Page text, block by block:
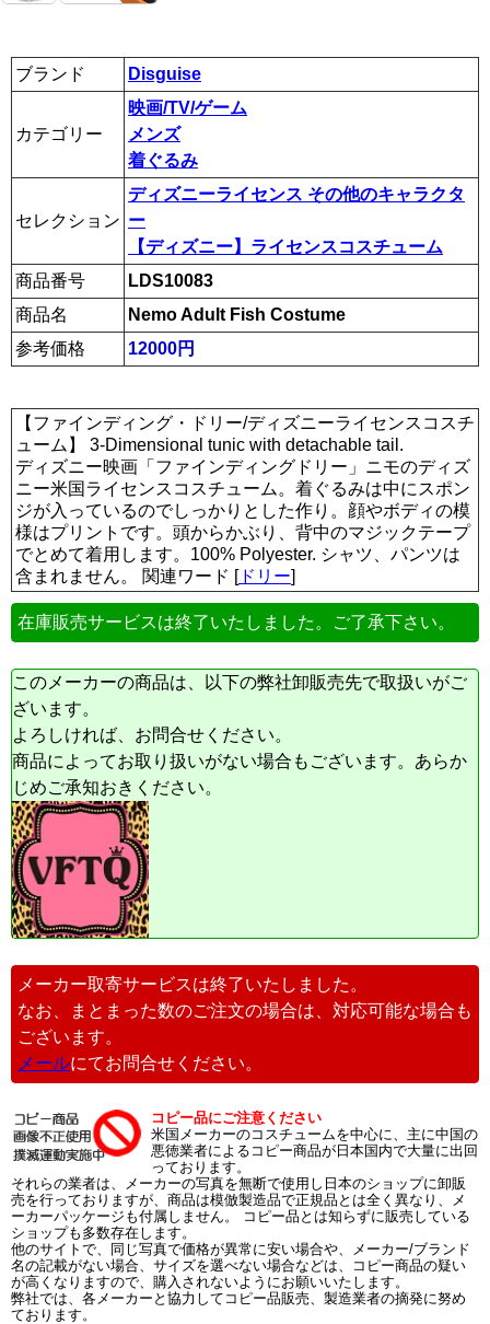
ブランド Disguise
カテゴリー
映画/TV/ゲーム
メンズ
着ぐるみ
セレクション
ディズニーライセンス その他のキャラクタ
ー
【ディズニー】ライセンスコスチューム
商品番号
LDS10083
商品名
Nemo Adult Fish Costume
参考価格
12000円
【ファインディング・ドリー/ディズニーライセンスコスチ
ューム】 3-Dimensional tunic with detachable tail.
ディズニー映画「ファインディングドリー」ニモのディズ
ニー米国ライセンスコスチューム。着ぐるみは中にスポン
ジが入っているのでしっかりとした作り。顔やボディの模
様はプリントです。頭からかぶり、背中のマジックテープ
でとめて着用します。100% Polyester. シャツ、パンツは
含まれません。 関連ワード [ドリー]
在庫販売サービスは終了いたしました。ご了承下さい。
このメーカーの商品は、以下の弊社卸販売先で取扱いがご
ざいます。
よろしければ、お問合せください。
商品によってお取り扱いがない場合もございます。あらか
じめご承知おきください。
メーカー取寄サービスは終了いたしました。
なお、まとまった数のご注文の場合は、対応可能な場合も
ございます。
メールにてお問合せください。
コピー品にご注意ください
米国メーカーのコスチュームを中心に、主に中国の
悪徳業者によるコピー商品が日本国内で大量に出回
っております。
それらの業者は、メーカーの写真を無断で使用し日本のショップに卸販
売を行っておりますが、商品は模倣製造品で正規品とは全く異なり、メ
ーカーパッケージも付属しません。 コピー品とは知らずに販売している
ショップも多数存在します。
他のサイトで、同じ写真で価格が異常に安い場合や、メーカー/ブランド
名の記載がない場合、サイズを選べない場合などは、コピー商品の疑い
が高くなりますので、購入されないようにお願いいたします。
弊社では、各メーカーと協力してコピー品販売、製造業者の摘発に努め
ております。